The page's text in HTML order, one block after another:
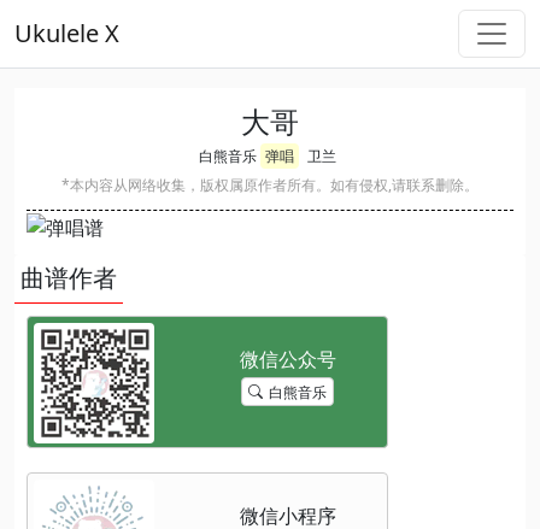
Ukulele X
大哥
白熊音乐 弹唱
卫兰
*本内容从网络收集，版权属原作者所有。如有侵权,请联系删除。
曲谱作者
白熊音乐